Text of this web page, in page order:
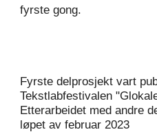
fyrste gong.
Fyrste delprosjekt vart
Tekstlabfestivalen "
Etterarbeidet med andre
løpet av februar 2023